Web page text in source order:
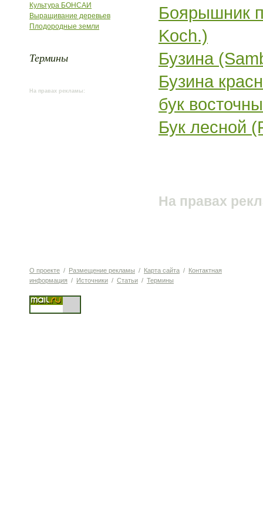
Культура БОНСАИ
Выращивание деревьев
Плодородные земли
Термины
На правах рекламы:
Боярышник
Koch.)
Бузина
Бузина
бук
Бук лесной
На правах
О проекте / Размещение рекламы / Карта сайта / Контактная
информация / Источники / Статьи / Термины